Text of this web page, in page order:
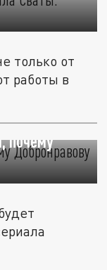
только от
работы в
почему